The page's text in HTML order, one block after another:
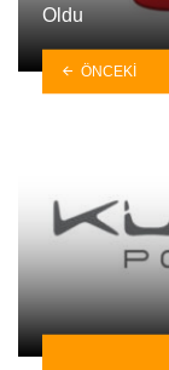
Oldu
ÖNCEKI